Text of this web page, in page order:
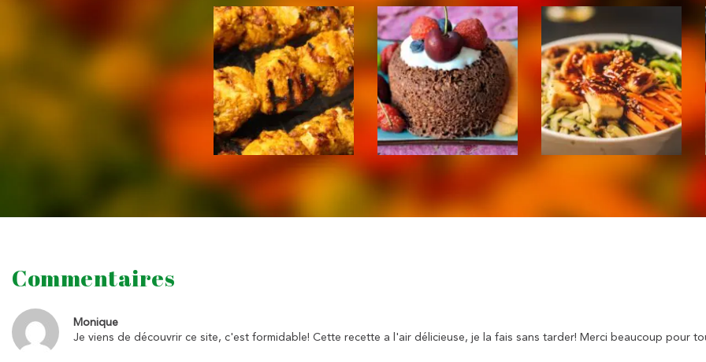
Commentaires
Monique
Je viens de découvrir ce site, c'est formidable! Cette recette a l'air délicieuse, je la fais sans tarder! Merci beaucoup pour